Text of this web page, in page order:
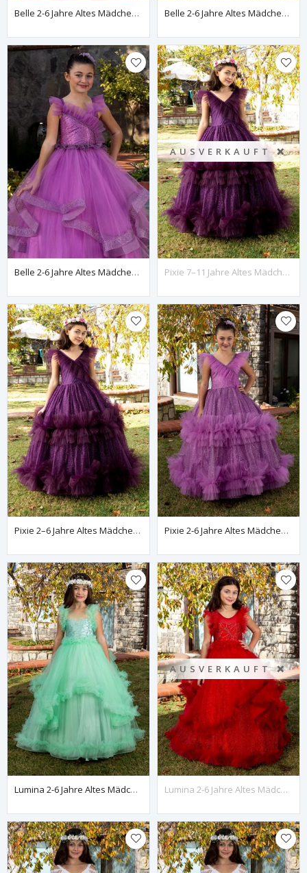
Belle 2-6 Jahre Altes Mädchenkleid 20081 Rot Belle 2-6 Jahre Altes Mädchenkleid 20081 Weinrot
Belle 2-6 Jahre Altes Mädchenkleid 20081 Flieder
AUSVERKAUFT ❌
Pixie 7–11 Jahre Altes Mädchenkleid 30080 Weinrot
Pixie 2–6 Jahre Altes Mädchenkleid 20080 Weinrot Pixie 2-6 Jahre Altes Mädchenkleid 20080 Flieder
Lumina 2-6 Jahre Altes Mädchenkleid 20078 Wassergrün
AUSVERKAUFT ❌
Lumina 2-6 Jahre Altes Mädchenkleid 20078 Rot